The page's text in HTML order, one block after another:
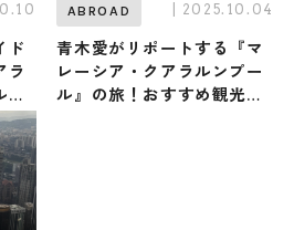
ド
ラ
ABROAD | 2025.10.04
青木愛がリポートする『マ
レーシア・クアラルンプー
ル』の旅！おすすめ観光ス